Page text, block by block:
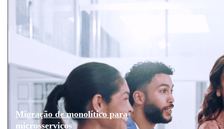
Migração de monolítico para
microsserviços